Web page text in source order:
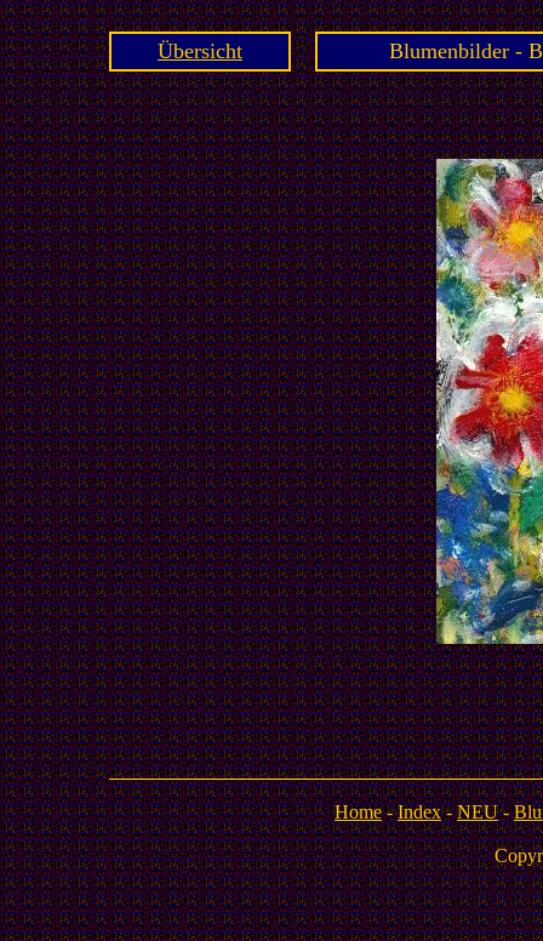
Übersicht Blumenbilder -
Home-Index-NEU-